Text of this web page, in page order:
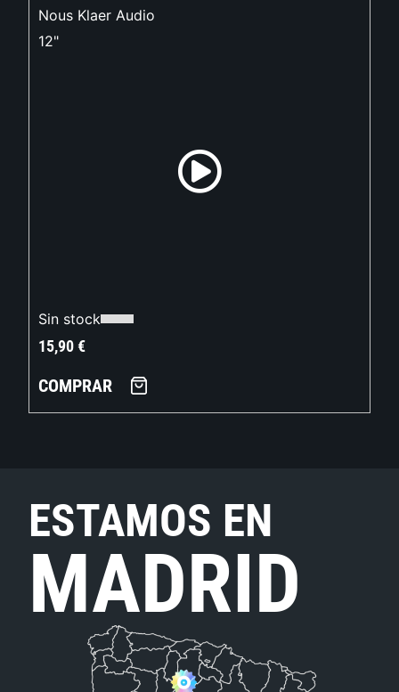
Nous Klaer Audio
12"
Sin stock
15,90€
COMPRAR
ESTAMOS EN
MADRID